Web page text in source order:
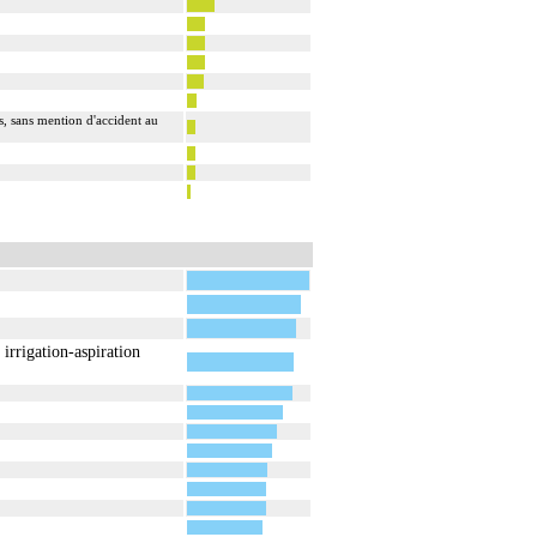
sans mention d'accident au
irrigation-aspiration